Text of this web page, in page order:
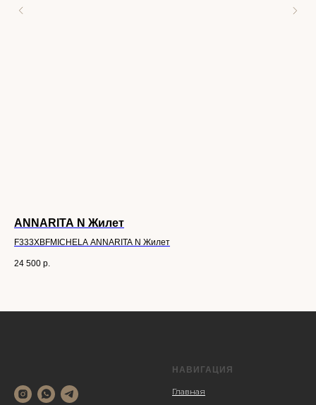
ANNARITA N Жилет
F333XBFMICHELA ANNARITA N Жилет
24 500 р.
НАВИГАЦИЯ
Главная